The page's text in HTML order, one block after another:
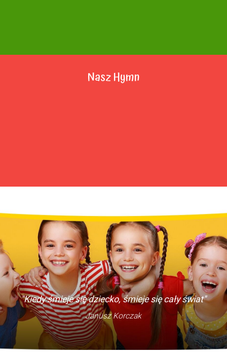
Nasz Hymn
"Kiedy śmieje się dziecko, śmieje się cały świat"
Janusz Korczak